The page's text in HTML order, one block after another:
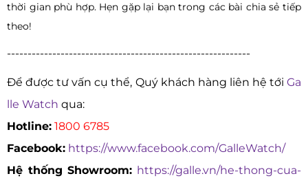
thời gian phù hợp. Hẹn gặp lại bạn trong các bài chia sẻ tiếp
theo!
-----------------------------------------------------------
Để được tư vấn cụ thể, Quý khách hàng liên hệ tới Ga
lle Watch qua:
Hotline: 1800 6785
Facebook: https://www.facebook.com/GalleWatch/
Hệ thống Showroom: https://galle.vn/he-thong-cua-